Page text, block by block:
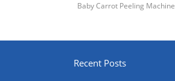
Baby Carrot Peeling Machine
Recent Posts